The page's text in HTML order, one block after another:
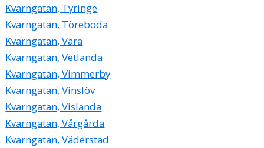
Kvarngatan, Tyringe
Kvarngatan, Töreboda
Kvarngatan, Vara
Kvarngatan, Vetlanda
Kvarngatan, Vimmerby
Kvarngatan, Vinslöv
Kvarngatan, Vislanda
Kvarngatan, Vårgårda
Kvarngatan, Väderstad